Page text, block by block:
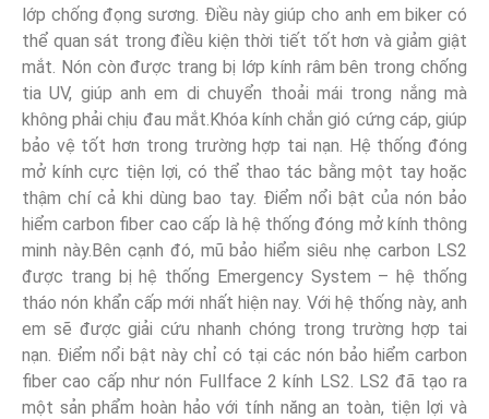
lớp chống đọng sương. Điều này giúp cho anh em biker có
thể quan sát trong điều kiện thời tiết tốt hơn và giảm giật
mắt. Nón còn được trang bị lớp kính râm bên trong chống
tia UV, giúp anh em di chuyển thoải mái trong nắng mà
không phải chịu đau mắt.Khóa kính chắn gió cứng cáp, giúp
bảo vệ tốt hơn trong trường hợp tai nạn. Hệ thống đóng
mở kính cực tiện lợi, có thể thao tác bằng một tay hoặc
thậm chí cả khi dùng bao tay. Điểm nổi bật của nón bảo
hiểm carbon fiber cao cấp là hệ thống đóng mở kính thông
minh này.Bên cạnh đó, mũ bảo hiểm siêu nhẹ carbon LS2
được trang bị hệ thống Emergency System – hệ thống
tháo nón khẩn cấp mới nhất hiện nay. Với hệ thống này, anh
em sẽ được giải cứu nhanh chóng trong trường hợp tai
nạn. Điểm nổi bật này chỉ có tại các nón bảo hiểm carbon
fiber cao cấp như nón Fullface 2 kính LS2. LS2 đã tạo ra
một sản phẩm hoàn hảo với tính năng an toàn, tiện lợi và